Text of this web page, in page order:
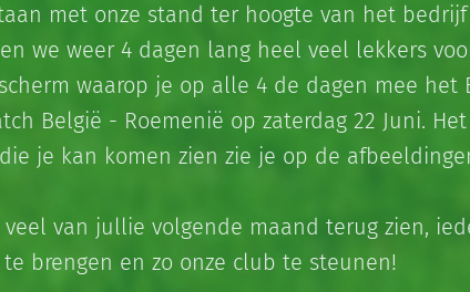
met onze stand ter hoogte van het bedrijf
we weer 4 dagen lang heel veel lekkers
waarop je op alle 4 de dagen mee het
België - Roemenië op zaterdag 22 Juni.
je kan komen zien zie je op de
veel van jullie volgende maand terug zien,
brengen en zo onze club te steunen!